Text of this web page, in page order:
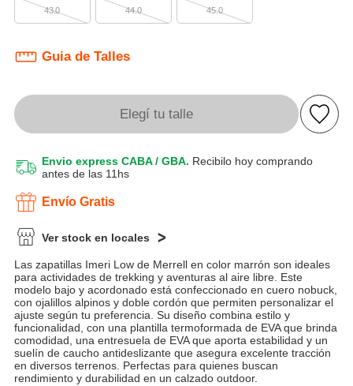
43.0 44.0 45.0
Guia de Talles
Elegí tu talle
Envio express CABA / GBA. Recibilo hoy comprando
antes de las 11hs
Envío Gratis
Ver stock en locales
Las zapatillas Imeri Low de Merrell en color marrón son ideales
para actividades de trekking y aventuras al aire libre. Este
modelo bajo y acordonado está confeccionado en cuero nobuck,
con ojalillos alpinos y doble cordón que permiten personalizar el
ajuste según tu preferencia. Su diseño combina estilo y
funcionalidad, con una plantilla termoformada de EVA que brinda
comodidad, una entresuela de EVA que aporta estabilidad y un
suelín de caucho antideslizante que asegura excelente tracción
en diversos terrenos. Perfectas para quienes buscan
rendimiento y durabilidad en un calzado outdoor.